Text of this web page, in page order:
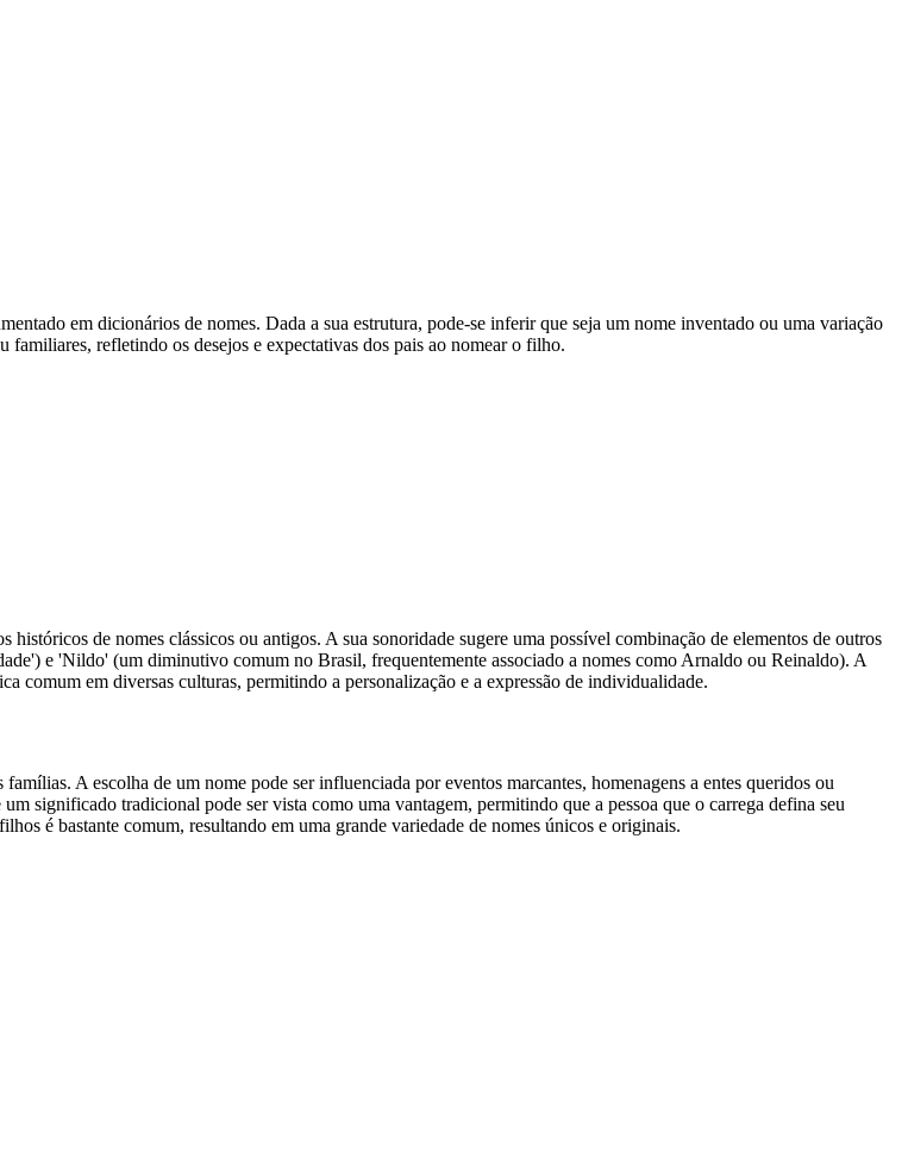
em dicionários de nomes. Dada a sua estrutura, pode-se inferir que seja um nome inventado ou uma variação
refletindo os desejos e expectativas dos pais ao nomear o filho.
de nomes clássicos ou antigos. A sua sonoridade sugere uma possível combinação de elementos de outros
e 'Nildo' (um diminutivo comum no Brasil, frequentemente associado a nomes como Arnaldo ou Reinaldo). A
comum em diversas culturas, permitindo a personalização e a expressão de individualidade.
A escolha de um nome pode ser influenciada por eventos marcantes, homenagens a entes queridos ou
significado tradicional pode ser vista como uma vantagem, permitindo que a pessoa que o carrega defina seu
é bastante comum, resultando em uma grande variedade de nomes únicos e originais.